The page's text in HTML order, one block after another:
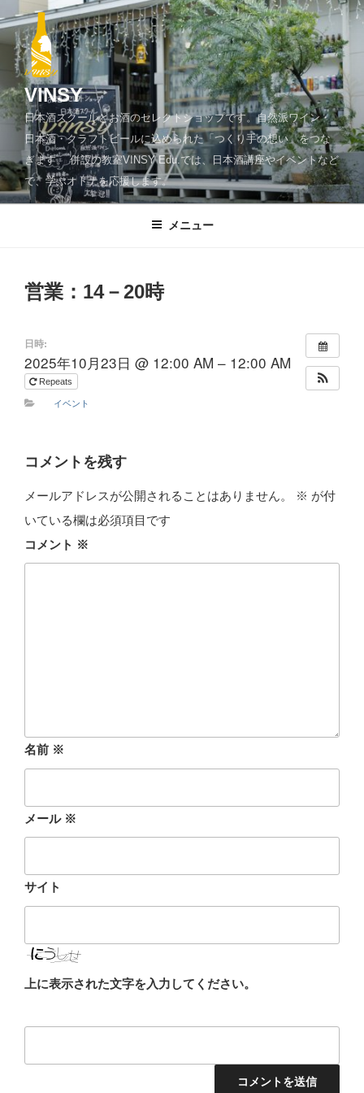
ン
ツ
へ
ッ
プ
VINSY
日本酒スクールとお酒のセレクトショップです。自然派ワイン・
日本酒・クラフトビールに込められた「つくり手の想い」をつな
ぎます。 併設の教室VINSY Edu.では、日本酒講座やイベントなど
で、学ぶオトナを応援します。
メニュー
営業：14－20時
日時:
2025年10月23日 @ 12:00 AM – 12:00 AM
Repeats
イベント
コメントを残す
メールアドレスが公開されることはありません。 ※ が付
いている欄は必須項目です
コメント ※
名前 ※
メール ※
サイト
上に表示された文字を入力してください。